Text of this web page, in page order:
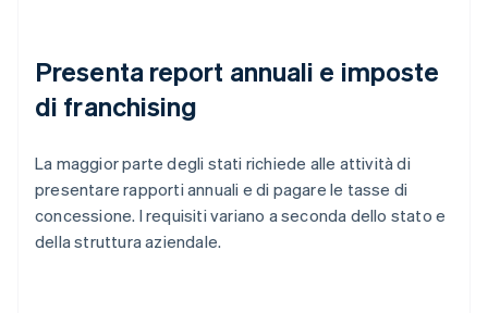
Presenta report annuali e imposte
di franchising
La maggior parte degli stati richiede alle attività di
presentare rapporti annuali e di pagare le tasse di
concessione. I requisiti variano a seconda dello stato e
della struttura aziendale.